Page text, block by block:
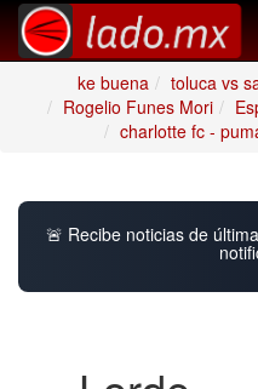
ke buena
toluca vs
Rogelio Funes Mori
charlotte fc -
🚨 Recibe noticias de